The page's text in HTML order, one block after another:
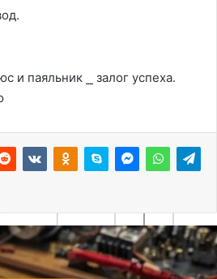
и паяльник ⎯ залог успеха.